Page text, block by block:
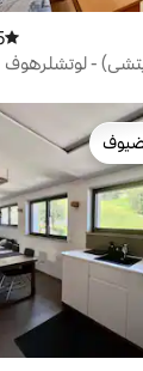
متوسط
لدى الضيوف